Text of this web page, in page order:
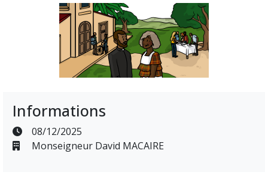
Informations
08/12/2025
Monseigneur David MACAIRE